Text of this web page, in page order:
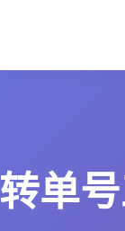
转单